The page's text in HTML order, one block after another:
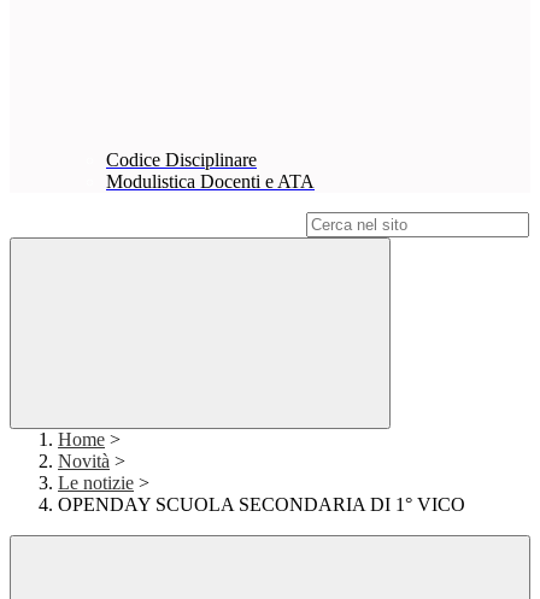
Codice Disciplinare
Modulistica Docenti e ATA
Home >
Novità >
Le notizie >
OPENDAY SCUOLA SECONDARIA DI 1° VICO